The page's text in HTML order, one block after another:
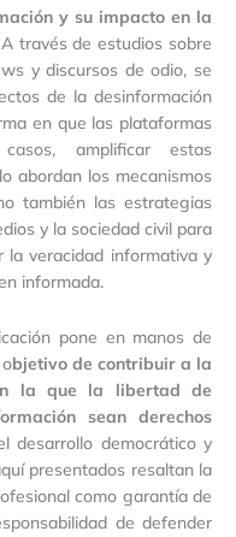
y su impacto en la
través de estudios sobre
y discursos de odio, se
de la desinformación
en que las plataformas
amplificar estas
abordan los mecanismos
también las estrategias
y la sociedad civil para
la veracidad informativa y
informada.
pone en manos de
bjetivo de contribuir a la
la que la libertad de
sean derechos
desarrollo democrático y
presentados resaltan la
como garantía de
de defender